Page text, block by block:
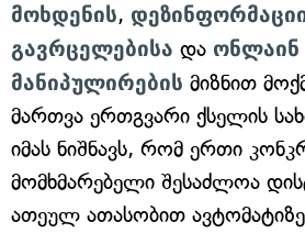
მოხდენის,
გავრცელებისა და ონლაინ
მანიპულირების მიზნით
მართვა ერთგვარი ქსელის
იმას ნიშნავს, რომ ერთი
მომხმარებელი შესაძლოა
ათეულ ათასობით